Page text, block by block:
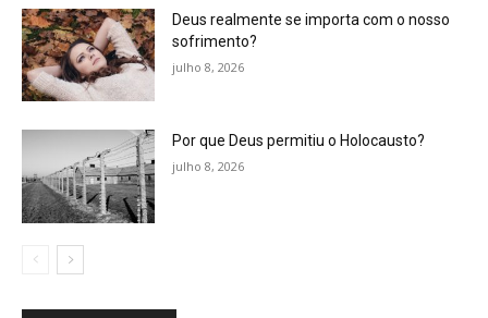
Deus realmente se importa com o nosso
sofrimento?
julho 8, 2026
Por que Deus permitiu o Holocausto?
julho 8, 2026